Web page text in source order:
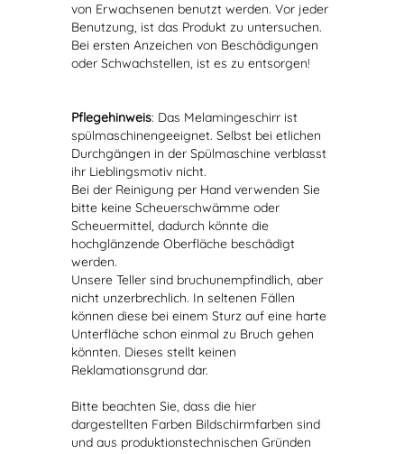
von Erwachsenen benutzt werden. Vor jeder
Benutzung, ist das Produkt zu untersuchen.
Bei ersten Anzeichen von Beschädigungen
oder Schwachstellen, ist es zu entsorgen!
Pflegehinweis: Das Melamingeschirr ist
spülmaschinengeeignet. Selbst bei etlichen
Durchgängen in der Spülmaschine verblasst
ihr Lieblingsmotiv nicht.
Bei der Reinigung per Hand verwenden Sie
bitte keine Scheuerschwämme oder
Scheuermittel, dadurch könnte die
hochglänzende Oberfläche beschädigt
werden.
Unsere Teller sind bruchunempfindlich, aber
nicht unzerbrechlich. In seltenen Fällen
können diese bei einem Sturz auf eine harte
Unterfläche schon einmal zu Bruch gehen
könnten. Dieses stellt keinen
Reklamationsgrund dar.
Bitte beachten Sie, dass die hier
dargestellten Farben Bildschirmfarben sind
und aus produktionstechnischen Gründen